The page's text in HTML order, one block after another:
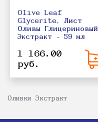
Olive Leaf
Glycerite, Лист
Оливы Глицериновый
Экстракт - 59 мл
1 166.00
руб.
Оливки Экстракт